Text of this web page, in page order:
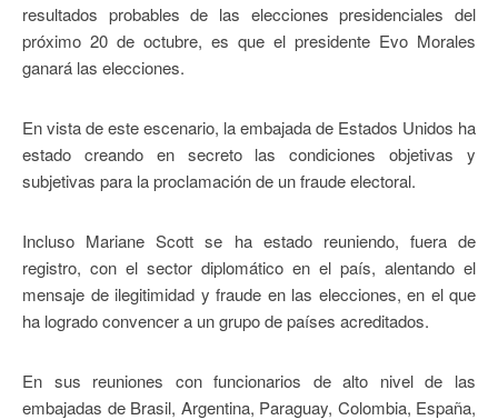
resultados probables de las elecciones presidenciales del
próximo 20 de octubre, es que el presidente Evo Morales
ganará las elecciones.
En vista de este escenario, la embajada de Estados Unidos ha
estado creando en secreto las condiciones objetivas y
subjetivas para la proclamación de un fraude electoral.
Incluso Mariane Scott se ha estado reuniendo, fuera de
registro, con el sector diplomático en el país, alentando el
mensaje de ilegitimidad y fraude en las elecciones, en el que
ha logrado convencer a un grupo de países acreditados.
En sus reuniones con funcionarios de alto nivel de las
embajadas de Brasil, Argentina, Paraguay, Colombia, España,